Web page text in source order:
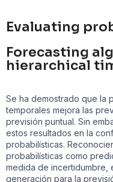
Evaluating
Forecasting
hierarchical
Se ha demostrado que la
temporales mejora las
previsión puntual. Sin
estos resultados en la
probabilísticas.
probabilísticas como
medida de incertidumbre,
generación para la